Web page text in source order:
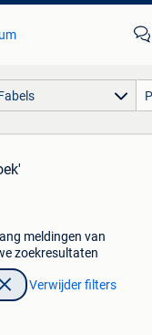
meldingen van
zoekresultaten
Verwijder filters